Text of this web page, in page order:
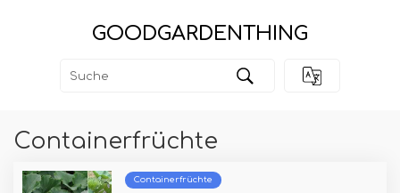
GOODGARDENTHING
Containerfrüchte
Containerfrüchte